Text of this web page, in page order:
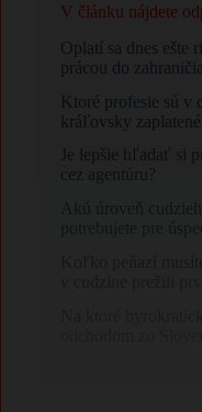
V článku nájdete
Oplatí sa dnes ešte
prácou do
Ktoré profesie sú v
kráľovsky
Je lepšie hľadať si
cez agentúru?